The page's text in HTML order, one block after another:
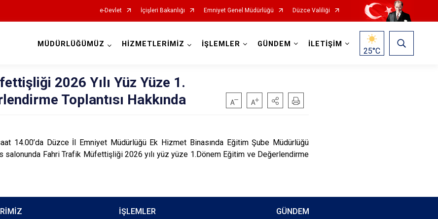
e-Devlet İçişleri Bakanlığı Emniyet Genel Müdürlüğü Düzce Valiliği
MÜDÜRLÜĞÜMÜZ HİZMETLERİMİZ İŞLEMLER GÜNDEM İLETİŞİM
25°C
2026 Yılı Yüz Yüze 1.
Toplantısı Hakkında
Düzce İl Emniyet Müdürlüğü Ek Hizmet Binasında Eğitim Şube Müdürlüğü
salonunda Fahri Trafik Müfettişliği 2026 yılı yüz yüze 1.Dönem Eğitim ve Değerlendirme
İŞLEMLER GÜNDEM